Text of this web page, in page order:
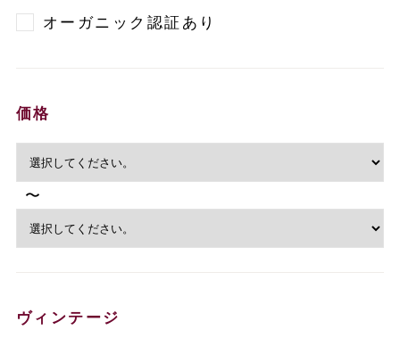
オーガニック認証あり
価格
〜
ヴィンテージ